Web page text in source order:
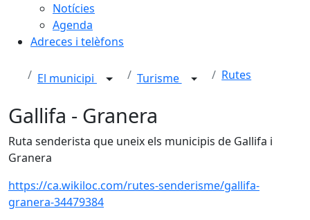
Notícies
Agenda
Adreces i telèfons
El municipi Turisme Rutes
Gallifa - Granera
Ruta senderista que uneix els municipis de Gallifa i
Granera
https://ca.wikiloc.com/rutes-senderisme/gallifa-
granera-34479384